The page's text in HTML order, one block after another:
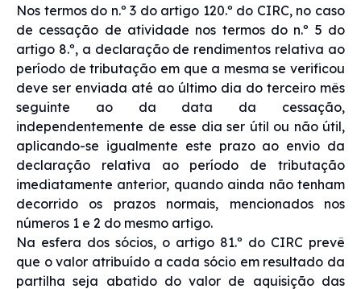
Nos termos do n.º 3 do artigo 120.º do CIRC, no caso
de cessação de atividade nos termos do n.º 5 do
artigo 8.º, a declaração de rendimentos relativa ao
período de tributação em que a mesma se verificou
deve ser enviada até ao último dia do terceiro mês
seguinte ao da data da cessação,
independentemente de esse dia ser útil ou não útil,
aplicando-se igualmente este prazo ao envio da
declaração relativa ao período de tributação
imediatamente anterior, quando ainda não tenham
decorrido os prazos normais, mencionados nos
números 1 e 2 do mesmo artigo.
Na esfera dos sócios, o artigo 81.º do CIRC prevê
que o valor atribuído a cada sócio em resultado da
partilha seja abatido do valor de aquisição das